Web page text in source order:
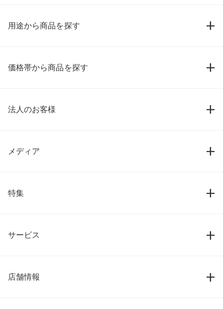
用途から商品を探す
価格帯から商品を探す
法人のお客様
メディア
特集
サービス
店舗情報